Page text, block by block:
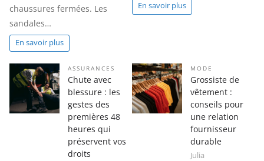
chaussures fermées. Les
sandales…
En savoir plus
En savoir plus
ASSURANCES
Chute avec
blessure : les
gestes des
premières 48
heures qui
préservent vos
droits
MODE
Grossiste de
vêtement :
conseils pour
une relation
fournisseur
durable
Julia